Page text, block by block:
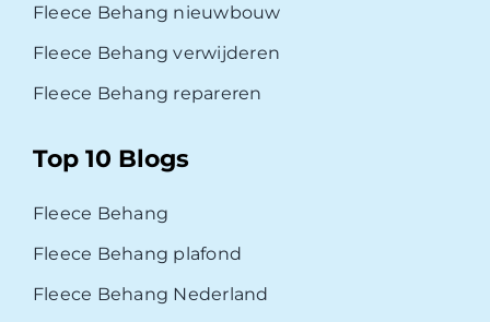
Fleece Behang nieuwbouw
Fleece Behang verwijderen
Fleece Behang repareren
Top 10 Blogs
Fleece Behang
Fleece Behang plafond
Fleece Behang Nederland